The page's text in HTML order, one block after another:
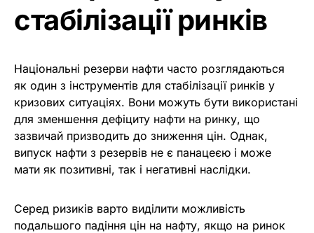
стабілізації ринків
Національні резерви нафти часто розглядаються
як один з інструментів для стабілізації ринків у
кризових ситуаціях. Вони можуть бути використані
для зменшення дефіциту нафти на ринку, що
зазвичай призводить до зниження цін. Однак,
випуск нафти з резервів не є панацеєю і може
мати як позитивні, так і негативні наслідки.
Серед ризиків варто виділити можливість
подальшого падіння цін на нафту, якщо на ринок